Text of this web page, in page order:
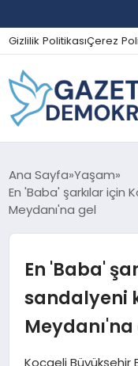
Gizlilik PolitikasıÇerez
GÜNDEM
EKONOMI
Ana Sayfa Yaşam
En 'Baba' şarkılar için
Meydanı'na gel
En 'Baba'
sandalyeni
Kocaeli Büyükşehir